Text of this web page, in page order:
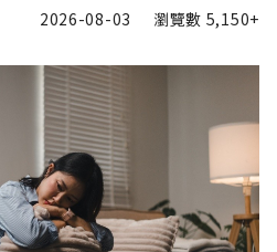
2026-08-03 瀏覽數 5,150+